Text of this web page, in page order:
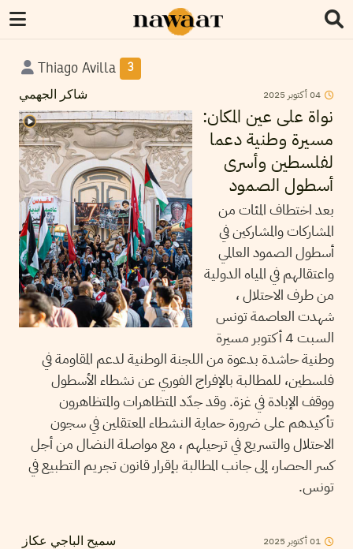
Thiago Avilla 3
شاكر الجهمي 04أكتوبر 2025
نواة على عين المكان:
مسيرة وطنية دعما
لفلسطين وأسرى
أسطول الصمود
بعد اختطاف المئات من
المشاركات والمشاركين في
أسطول الصمود العالمي
واعتقالهم في المياه الدولية
من طرف الاحتلال ،
شهدت العاصمة تونس
السبت 4 أكتوبر مسيرة
وطنية حاشدة بدعوة من اللجنة الوطنية لدعم المقاومة في
فلسطين، للمطالبة بالإفراج الفوري عن نشطاء الأسطول
ووقف الإبادة في غزة. وقد جدّد المتظاهرات والمتظاهرون
تأكيدهم على ضرورة حماية النشطاء المعتقلين في سجون
الاحتلال والتسريع في ترحيلهم ، مع مواصلة النضال من أجل
كسر الحصار، إلى جانب المطالبة بإقرار قانون تجريم التطبيع في
تونس.
سميح الباجي عكاز 01أكتوبر 2025